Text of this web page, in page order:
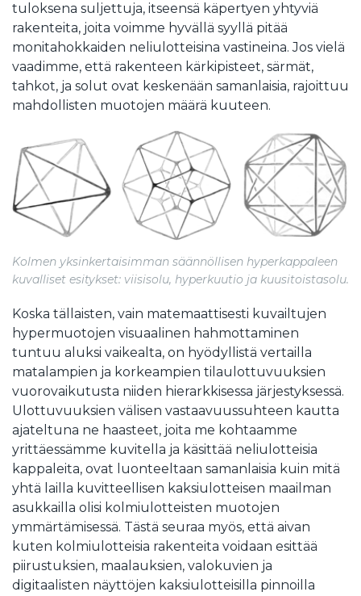
tuloksena suljettuja, itseensä käpertyen yhtyviä
rakenteita, joita voimme hyvällä syyllä pitää
monitahokkaiden neliulotteisina vastineina. Jos vielä
vaadimme, että rakenteen kärkipisteet, särmät,
tahkot, ja solut ovat keskenään samanlaisia, rajoittuu
mahdollisten muotojen määrä kuuteen.
Kolmen yksinkertaisimman säännöllisen hyperkappaleen
kuvalliset esitykset: viisisolu, hyperkuutio ja kuusitoistasolu.
Koska tällaisten, vain matemaattisesti kuvailtujen
hypermuotojen visuaalinen hahmottaminen
tuntuu aluksi vaikealta, on hyödyllistä vertailla
matalampien ja korkeampien tilaulottuvuuksien
vuorovaikutusta niiden hierarkkisessa järjestyksessä.
Ulottuvuuksien välisen vastaavuussuhteen kautta
ajateltuna ne haasteet, joita me kohtaamme
yrittäessämme kuvitella ja käsittää neliulotteisia
kappaleita, ovat luonteeltaan samanlaisia kuin mitä
yhtä lailla kuvitteellisen kaksiulotteisen maailman
asukkailla olisi kolmiulotteisten muotojen
ymmärtämisessä. Tästä seuraa myös, että aivan
kuten kolmiulotteisia rakenteita voidaan esittää
piirustuksien, maalauksien, valokuvien ja
digitaalisten näyttöjen kaksiulotteisilla pinnoilla